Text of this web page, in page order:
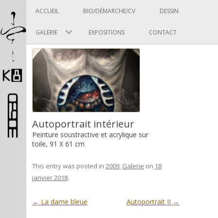
Pascal Picard
ACCUEIL BIO/DÉMARCHE/CV DESSIN
GALERIE EXPOSITIONS CONTACT
Autoportrait intérieur
Peinture soustractive et acrylique sur
toile, 91 X 61 cm
This entry was posted in 2009, Galerie on 18
janvier 2018.
Post navigation
← La dame bleue Autoportrait II →